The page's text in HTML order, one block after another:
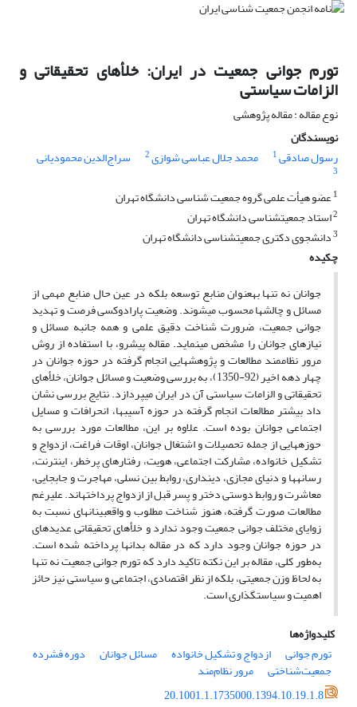
تورم جوانی جمعیت در ایران: خلأهای تحقیقاتی و
الزامات سیاستی
نوع مقاله : مقاله پژوهشی
نویسندگان
رسول صادقی1 محمد جلال عباسی شوازی2 سراج‌الدین محمودیانی
3
1عضو هیأت علمی گروه جمعیت ‏شناسی دانشگاه تهران
2استاد جمعیت‏شناسی دانشگاه تهران
3دانشجوی دکتری جمعیت‏شناسی دانشگاه تهران
چکیده
جوانان نه تنها به‏عنوان منابع توسعه بلکه در عین حال منابع مهمی از
مسائل و چالش‏ها محسوب می‏شوند. وضعیت پارادوکسی فرصت و تهدید
جوانی جمعیت، ضرورت شناخت دقیق علمی و همه جانبه مسائل و
نیازهای جوانان را مشخص می‏نماید. مقاله پیش‏رو، با استفاده از روش
مرور نظام­مند مطالعات و پژوهش­هایی انجام گرفته در حوزه جوانان در
چهار دهه اخیر (92-1350)، به بررسی وضعیت و مسائل جوانان، خلأهای
تحقیقاتی و الزامات سیاستی آن در ایران می‏پردازد. نتایج بررسی نشان
داد بیشتر مطالعات انجام گرفته در حوزه آسیب‏ها، انحرافات و مسایل
اجتماعی جوانان بوده است. علاوه بر این، مطالعات مورد بررسی به
حوزه‏هایی از جمله تحصیلات و اشتغال جوانان، اوقات فراغت، ازدواج و
تشکیل خانواده، مشارکت اجتماعی، هویت، رفتارهای پرخطر، اینترنت،
رسانه‏ها و دنیای مجازی، دینداری، روابط بین نسلی، مهاجرت و جابجایی،
معاشرت و روابط دوستی دختر و پسر قبل از ازدواج پرداخته‏اند. علیرغم
مطالعات صورت گرفته، هنوز شناخت مطلوب و واقع‏بینانه‏ای نسبت به
زوایای مختلف جوانی جمعیت وجود ندارد و خلأهای تحقیقاتی عدیده­ای
در حوزه جوانان وجود دارد که در مقاله بدان­ها پرداخته شده است.
به‌طور کلی، مقاله بر این نکته تاکید دارد که تورم جوانی جمعیت نه تنها
به لحاظ وزن جمعیتی، بلکه از نظر اقتصادی، اجتماعی و سیاستی نیز حائز
اهمیت و سیاست­گذاری است.
کلیدواژه‌ها
تورم جوانی
ازدواج و تشکیل خانواده مسائل جوانان دوره فشرده
جمعیت‌شناختی
مرور نظام‌مند
20.1001.1.1735000.1394.10.19.1.8